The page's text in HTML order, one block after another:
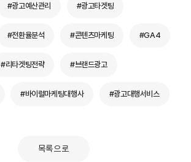
#광고예산관리 #광고타겟팅
#전환율분석 #콘텐츠마케팅 #GA4
#리타겟팅전략 #브랜드광고
#바이럴마케팅대행사 #광고대행서비스
목록으로